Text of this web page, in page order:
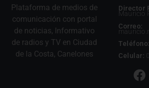
Plataforma de medios de
comunicación con portal
de noticias, Informativo
de radios y TV en Ciudad
de la Costa, Canelones
Director
Mauricio
Correo:
Teléfono:
Celular: